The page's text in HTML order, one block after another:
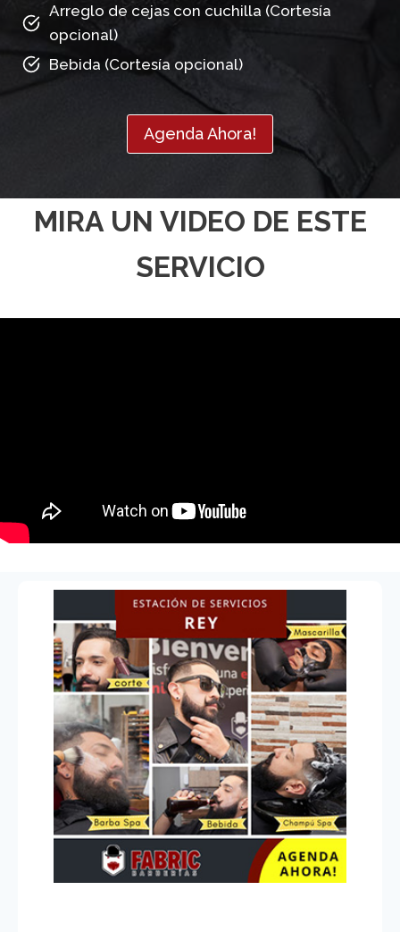
Arreglo de cejas con cuchilla (Cortesía
opcional)
Bebida (Cortesía opcional)
Agenda Ahora!
MIRA UN VIDEO DE ESTE
SERVICIO